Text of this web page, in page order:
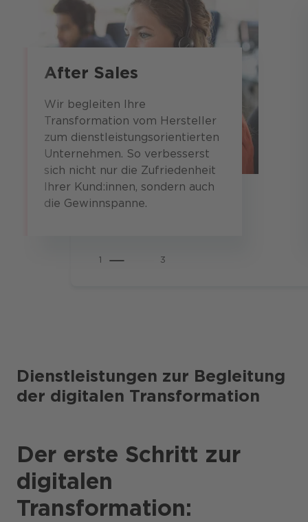
After Sales
Wir begleiten Ihre
Transformation vom Hersteller
zum dienstleistungsorientierten
Unternehmen. So verbesserst
sich nicht nur die Zufriedenheit
Ihrer Kund:innen, sondern auch
die Gewinnspanne.
1 3
Dienstleistungen zur Begleitung
der digitalen Transformation
Der erste Schritt zur
digitalen
Transformation: